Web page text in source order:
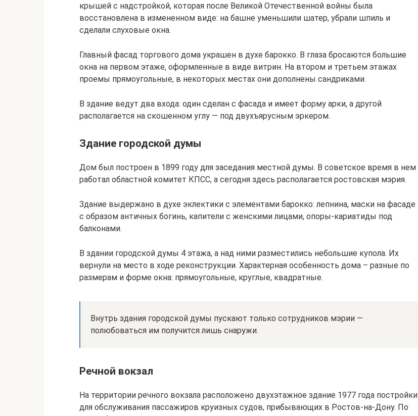
крышей с надстройкой, которая после Великой Отечественной войны была
восстановлена в измененном виде: на башне уменьшили шатер, убрали шпиль и
сделали слуховые окна.
Главный фасад торгового дома украшен в духе барокко. В глаза бросаются большие
окна на первом этаже, оформленные в виде витрин. На втором и третьем этажах
проемы прямоугольные, в некоторых местах они дополнены сандриками.
В здание ведут два входа: один сделан с фасада и имеет форму арки, а другой
располагается на скошенном углу — под двухъярусным эркером.
Здание городской думы
Дом был построен в 1899 году для заседания местной думы. В советское время в нем
работал областной комитет КПСС, а сегодня здесь располагается ростовская мэрия.
Здание выдержано в духе эклектики с элементами барокко: лепнина, маски на фасаде
с образом античных богинь, капители с женскими лицами, опоры-кариатиды под
балконами.
В здании городской думы 4 этажа, а над ними разместились небольшие купола. Их
вернули на место в ходе реконструкции. Характерная особенность дома – разные по
размерам и форме окна: прямоугольные, круглые, квадратные.
Внутрь здания городской думы пускают только сотрудников мэрии —
полюбоваться им получится лишь снаружи.
Речной вокзал
На территории речного вокзала расположено двухэтажное здание 1977 года постройки
для обслуживания пассажиров круизных судов, прибывающих в Ростов-на-Дону. По